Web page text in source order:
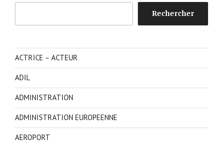
Rechercher
ACTRICE – ACTEUR
ADIL
ADMINISTRATION
ADMINISTRATION EUROPEENNE
AEROPORT